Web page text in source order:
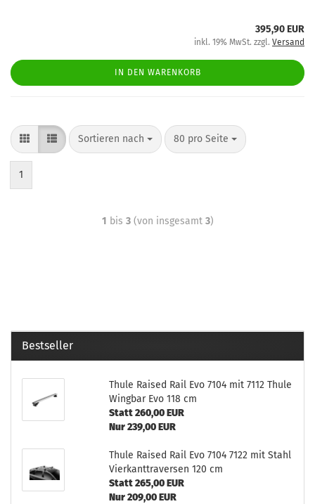
395,90 EUR
inkl. 19% MwSt. zzgl. Versand
IN DEN WARENKORB
Sortieren nach 80 pro Seite
1
1 bis 3(von insgesamt 3)
Bestseller
Thule Raised Rail Evo 7104 mit 7112 Thule
Wingbar Evo 118 cm
Statt 260,00 EUR
Nur 239,00 EUR
Thule Raised Rail Evo 7104 7122 mit Stahl
Vierkanttraversen 120 cm
Statt 265,00 EUR
Nur 209,00 EUR